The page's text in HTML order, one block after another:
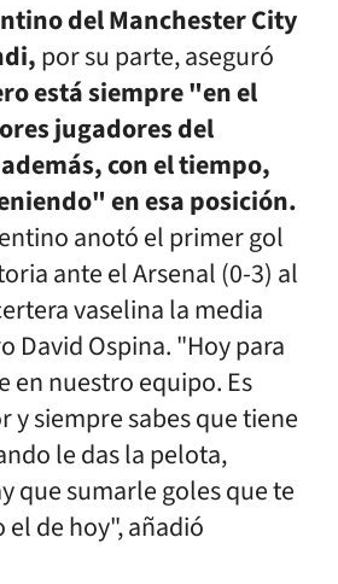
del Manchester City
por su parte, aseguró
está siempre "en el
jugadores del
con el tiempo,
en esa posición.
anotó el primer gol
ante el Arsenal (0-3) al
vaselina la media
David Ospina. "Hoy para
en nuestro equipo. Es
y siempre sabes que tiene
le das la pelota,
que sumarle goles que te
de hoy", añadió